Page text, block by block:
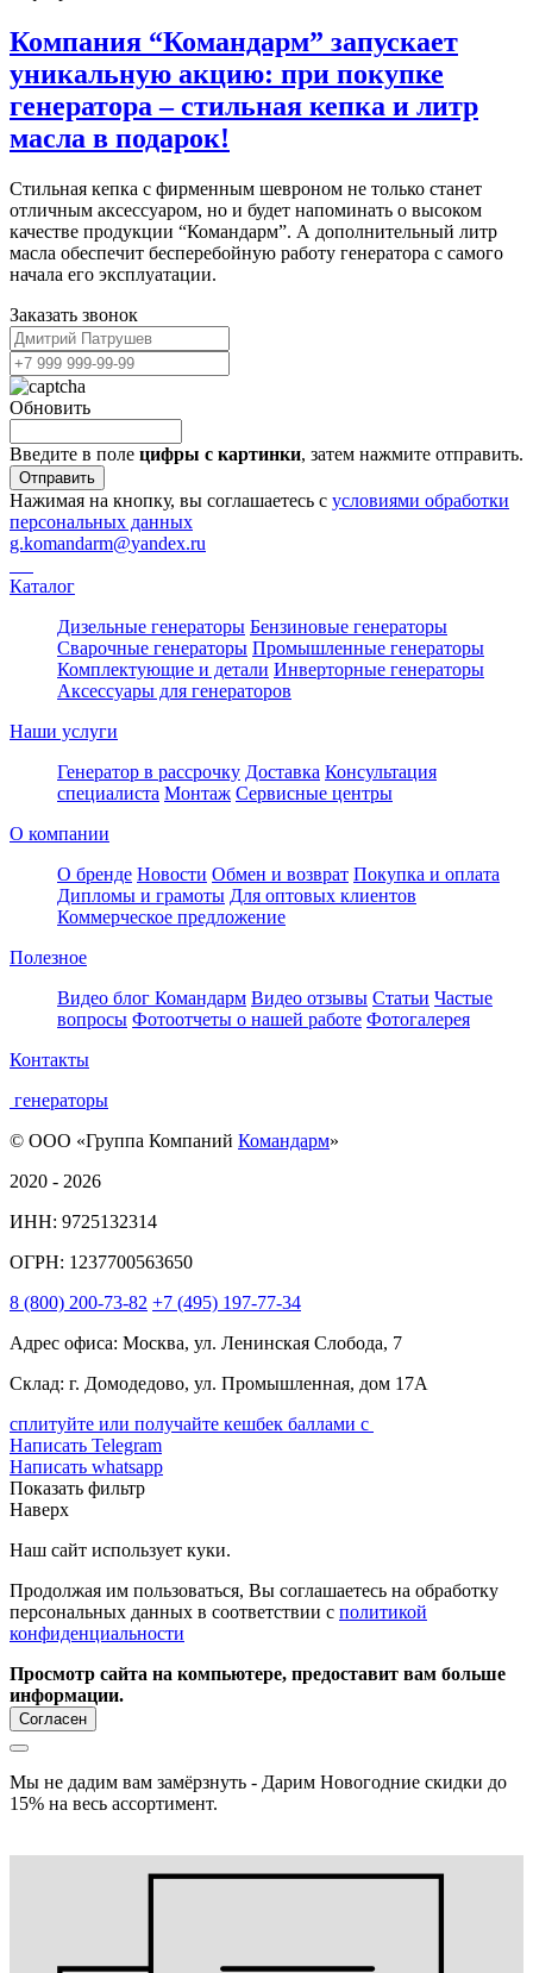
Компания “Командарм” запускает
уникальную акцию: при покупке
генератора – стильная кепка и литр
масла в подарок!
Стильная кепка с фирменным шевроном не только станет
отличным аксессуаром, но и будет напоминать о высоком
качестве продукции “Командарм”. А дополнительный литр
масла обеспечит бесперебойную работу генератора с самого
начала его эксплуатации.
Заказать звонок
Обновить
Введите в поле цифры c картинки, затем нажмите отправить.
Отправить
Нажимая на кнопку, вы соглашаетесь с условиями обработки
персональных данных
g.komandarm@yandex.ru
Каталог
Дизельные генераторы Бензиновые генераторы
Сварочные генераторы Промышленные генераторы
Комплектующие и детали Инверторные генераторы
Аксессуары для генераторов
Наши услуги
Генератор в рассрочку Доставка Консультация
специалиста Монтаж Сервисные центры
О компании
О бренде Новости Обмен и возврат Покупка и оплата
Дипломы и грамоты Для оптовых клиентов
Коммерческое предложение
Полезное
Видео блог Командарм Видео отзывы Статьи Частые
вопросы Фотоотчеты о нашей работе Фотогалерея
Контакты
генераторы
© ООО «Группа Компаний Командарм»
2020 - 2026
ИНН: 9725132314
ОГРН: 1237700563650
8 (800) 200-73-82 +7 (495) 197-77-34
Адрес офиса: Москва, ул. Ленинская Слобода, 7
Склад: г. Домодедово, ул. Промышленная, дом 17А
сплитуйте или получайте кешбек баллами с
Написать Telegram
Написать whatsapp
Показать фильтр
Наверх
Наш сайт использует куки.
Продолжая им пользоваться, Вы соглашаетесь на обработку
персональных данных в соответствии с политикой
конфиденциальности
Просмотр сайта на компьютере, предоставит вам больше
информации.
Согласен
Мы не дадим вам замёрзнуть - Дарим Новогодние скидки до
15% на весь ассортимент.